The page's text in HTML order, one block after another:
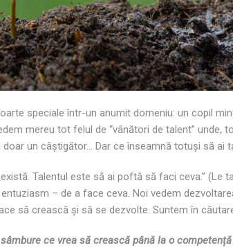
speciale într-un anumit domeniu: un copil
mereu tot felul de “vânători de talent” unde,
un câștigător… Dar ce înseamnă totuși să ai
Talentul este să ai poftă să faci ceva.” (Le
– de a face ceva. Noi vedem
să crească și să se dezvolte. Suntem în
ce vrea să crească până la o